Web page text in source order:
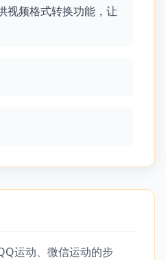
视频格式转换功能，让
运动、微信运动的步